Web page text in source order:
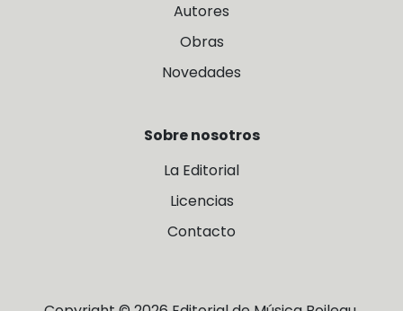
Autores
Obras
Novedades
Sobre nosotros
La Editorial
Licencias
Contacto